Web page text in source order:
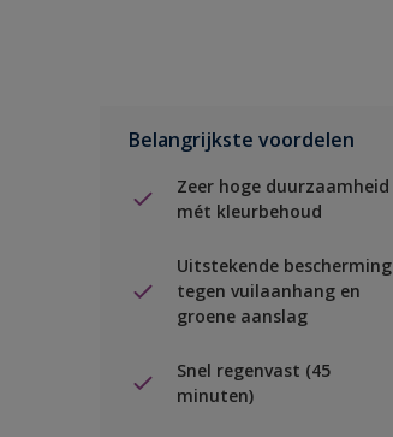
Belangrijkste voordelen
Zeer hoge duurzaamheid
mét kleurbehoud
Uitstekende bescherming
tegen vuilaanhang en
groene aanslag
Snel regenvast (45
minuten)